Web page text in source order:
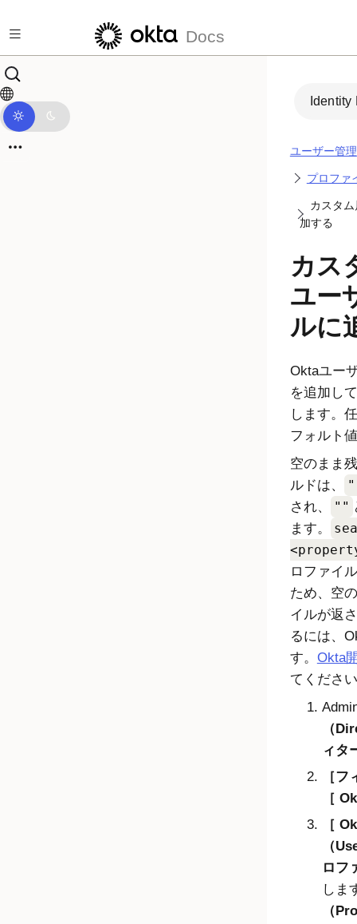
Docs
Identity
ユーザー管理
プロファ
カスタ
加する
カス
ユー
ルに
Oktaユー
を追加し
します。
フォルト
空のまま
ルドは、
され、
""
ます。
ロファイ
ため、空
イルが返
るには、
す。 Okta
てくださ
（
ィタ
フ
（
ロフ
しま
（